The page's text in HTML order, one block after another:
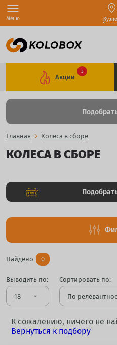
Меню
Акции
3
Главная Колеса в сборе
КОЛЕСА В СБОРЕ
Найдено 0
Выводить по:
arrow_drop_down
Сортировать по:
К сожалению, ничего не
Вернуться к подбору